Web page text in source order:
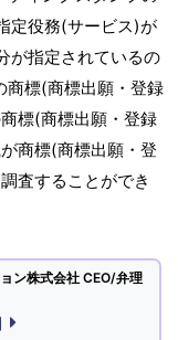
定役務(サービス)が
が指定されているの
商標(商標出願・登録
標(商標出願・登録
商標(商標出願・登
査することができ
ン株式会社 CEO/弁理